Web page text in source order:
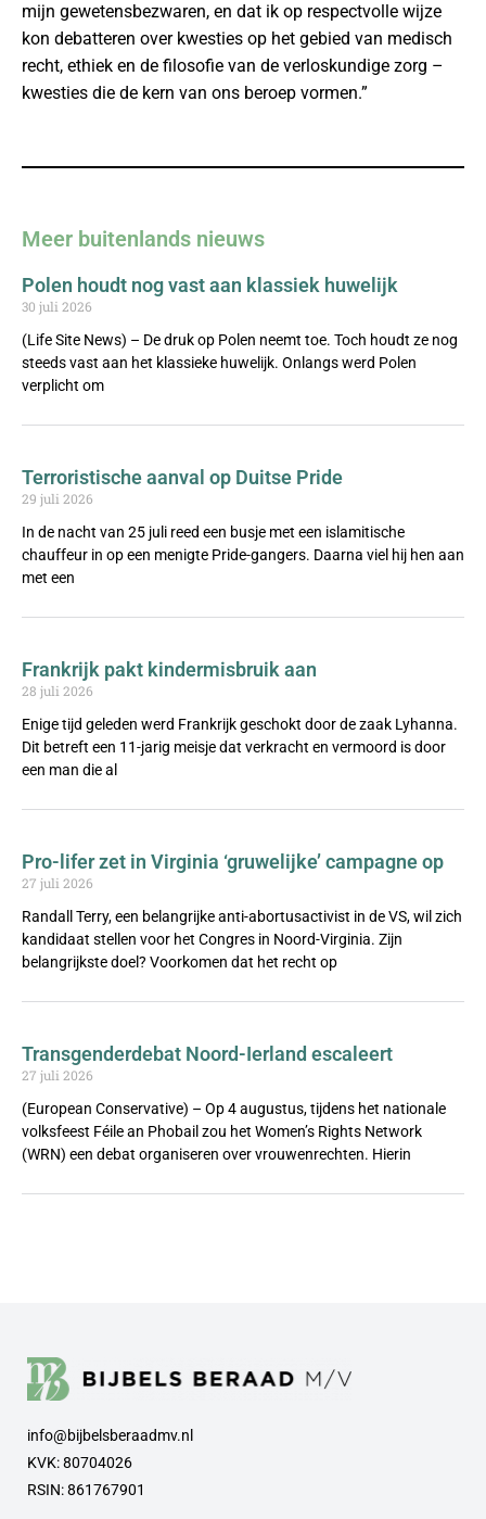
mijn gewetensbezwaren, en dat ik op respectvolle wijze
kon debatteren over kwesties op het gebied van medisch
recht, ethiek en de filosofie van de verloskundige zorg –
kwesties die de kern van ons beroep vormen.”
Meer buitenlands nieuws
Polen houdt nog vast aan klassiek huwelijk
30 juli 2026
(Life Site News) – De druk op Polen neemt toe. Toch houdt ze nog
steeds vast aan het klassieke huwelijk. Onlangs werd Polen
verplicht om
Terroristische aanval op Duitse Pride
29 juli 2026
In de nacht van 25 juli reed een busje met een islamitische
chauffeur in op een menigte Pride-gangers. Daarna viel hij hen aan
met een
Frankrijk pakt kindermisbruik aan
28 juli 2026
Enige tijd geleden werd Frankrijk geschokt door de zaak Lyhanna.
Dit betreft een 11-jarig meisje dat verkracht en vermoord is door
een man die al
Pro-lifer zet in Virginia ‘gruwelijke’ campagne op
27 juli 2026
Randall Terry, een belangrijke anti-abortusactivist in de VS, wil zich
kandidaat stellen voor het Congres in Noord-Virginia. Zijn
belangrijkste doel? Voorkomen dat het recht op
Transgenderdebat Noord-Ierland escaleert
27 juli 2026
(European Conservative) – Op 4 augustus, tijdens het nationale
volksfeest Féile an Phobail zou het Women’s Rights Network
(WRN) een debat organiseren over vrouwenrechten. Hierin
info@bijbelsberaadmv.nl
KVK: 80704026
RSIN: 861767901